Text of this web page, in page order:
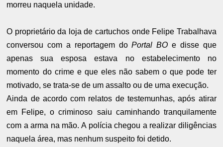
morreu naquela unidade.
O proprietário da loja de cartuchos onde Felipe Trabalhava
conversou com a reportagem doPortal BO e disse que
apenas sua esposa estava no estabelecimento no
momento do crime e que eles não sabem o que pode ter
motivado, se trata-se de um assalto ou de uma execução.
Ainda de acordo com relatos de testemunhas, após atirar
em Felipe, o criminoso saiu caminhando tranquilamente
com a arma na mão. A polícia chegou a realizar diligências
naquela área, mas nenhum suspeito foi detido.